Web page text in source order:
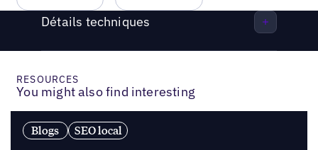
Détails techniques
RESOURCES
You might also find interesting
Blogs SEO local